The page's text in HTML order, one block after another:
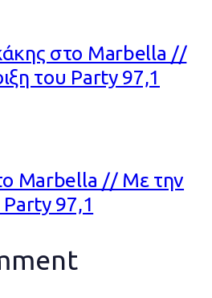
στο Marbella //
του Party 97,1
Marbella // Με την
97,1